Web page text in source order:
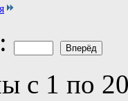
с 1 по